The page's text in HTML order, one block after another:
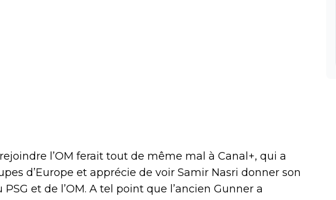
l’OM ferait tout de même mal à Canal+, qui a
d’Europe et apprécie de voir Samir Nasri donner son
et de l’OM. A tel point que l’ancien Gunner a